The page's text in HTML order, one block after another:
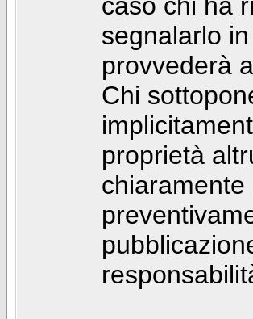
segnalarlo
provvederà
Chi
proprietà